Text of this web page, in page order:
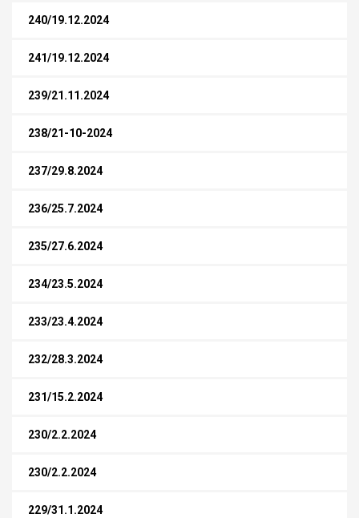
240/19.12.2024
241/19.12.2024
239/21.11.2024
238/21-10-2024
237/29.8.2024
236/25.7.2024
235/27.6.2024
234/23.5.2024
233/23.4.2024
232/28.3.2024
231/15.2.2024
230/2.2.2024
230/2.2.2024
229/31.1.2024